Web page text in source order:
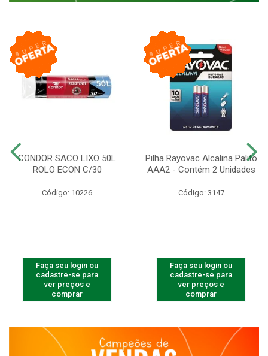
CONDOR SACO LIXO 50L
ROLO ECON C/30
Código: 10226
Faça seu login ou
cadastre-se para
ver preços e
comprar
Pilha Rayovac Alcalina Palito
AAA2 - Contém 2 Unidades
Código: 3147
Faça seu login ou
cadastre-se para
ver preços e
comprar